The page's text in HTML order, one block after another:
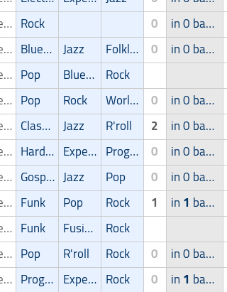
Zanger/Zangeres Rock 0 in 0 band
Zanger/Zangeres Blues/Swing Jazz Folklore/Irish folk 0 in 0 band
Zanger/Zangeres Pop Blues/Swing Rock
Zanger/Zangeres Pop Rock World music 0 in 0 band
Zanger/Zangeres Classic Jazz R'roll 2 in 0 band
Zanger/Zangeres Hardcore Experimental Progressive 0 in 0 band
Zanger/Zangeres Gospel Jazz Pop 0 in 0 band
Zanger/Zangeres Funk Pop Rock 1 in1 band
Zanger/Zangeres Funk Fusion Rock
Zanger/Zangeres Pop R'roll Rock 0 in 0 band
Zanger/Zangeres Progressive Experimental Rock 0 in1 band